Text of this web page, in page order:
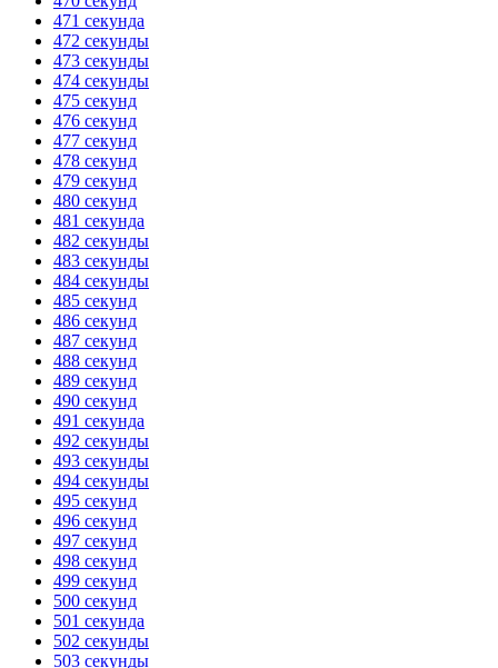
471 секунда
472 секунды
473 секунды
474 секунды
475 секунд
476 секунд
477 секунд
478 секунд
479 секунд
480 секунд
481 секунда
482 секунды
483 секунды
484 секунды
485 секунд
486 секунд
487 секунд
488 секунд
489 секунд
490 секунд
491 секунда
492 секунды
493 секунды
494 секунды
495 секунд
496 секунд
497 секунд
498 секунд
499 секунд
500 секунд
501 секунда
502 секунды
503 секунды